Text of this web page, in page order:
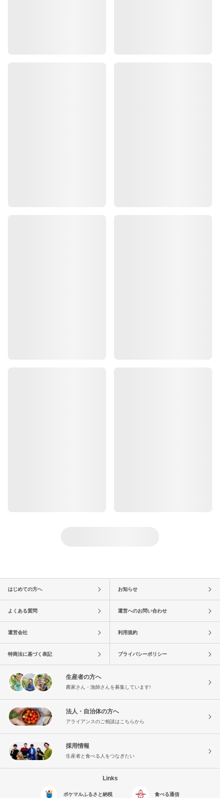
はじめての方へ お知らせ
よくある質問 運営へのお問い合わせ
運営会社 利用規約
特商法に基づく表記 プライバシーポリシー
生産者の方へ
農家さん・漁師さんを募集しています!
法人・自治体の方へ
アライアンスのご相談はこちらから
採用情報
生産者と食べる人をつなぎたい
Links
ポケマルふるさと納税 食べる通信